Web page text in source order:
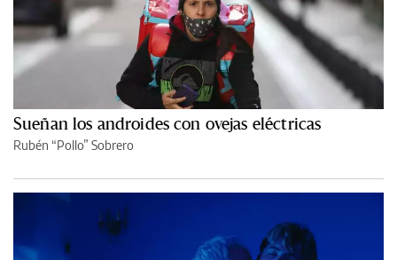
Sueñan los androides con ovejas eléctricas
Rubén “Pollo” Sobrero